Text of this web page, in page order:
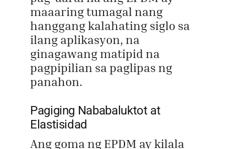
maaaring tumagal nang
hanggang kalahating siglo sa
ilang aplikasyon, na
ginagawang matipid na
pagpipilian sa paglipas ng
panahon.
Pagiging Nababaluktot at
Elastisidad
Ang goma ng EPDM ay kilala